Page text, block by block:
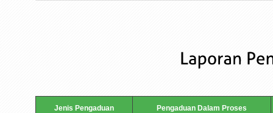
Jenis Pengaduan Pengaduan Dalam Proses